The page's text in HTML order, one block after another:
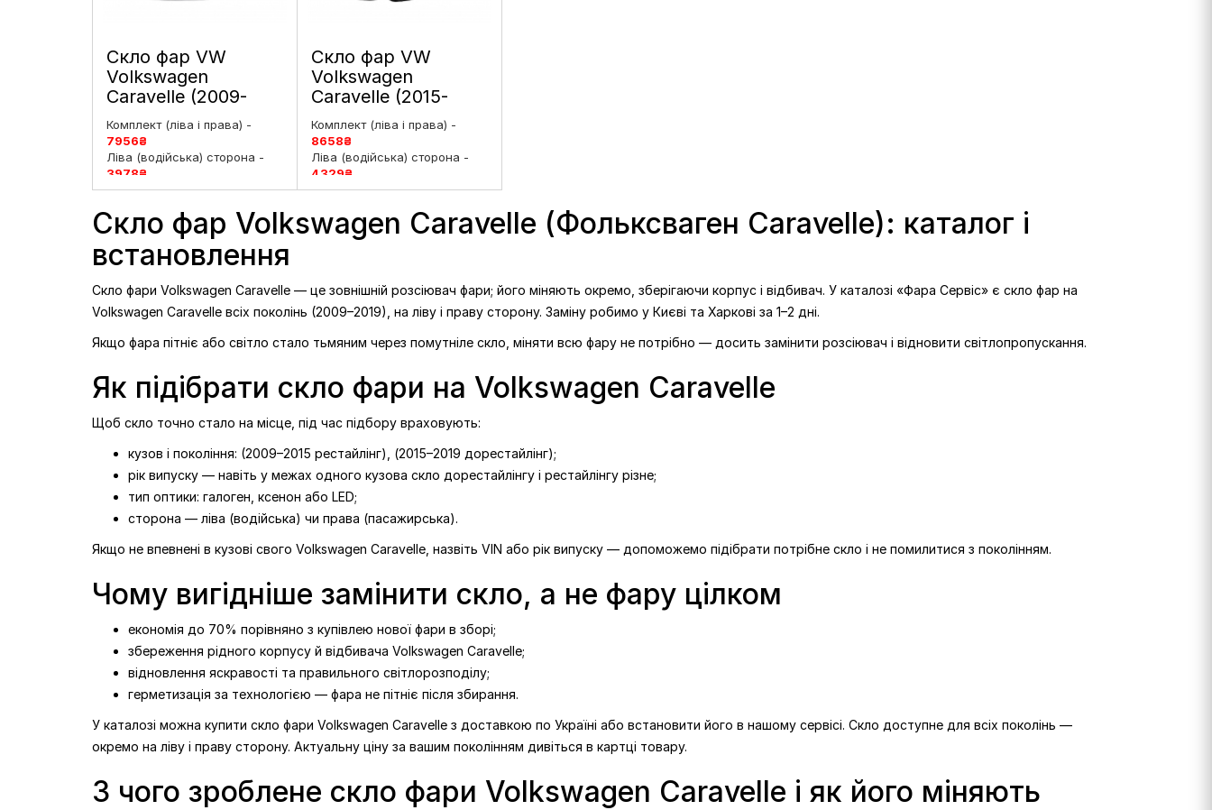
Скло фар VW
Volkswagen
Caravelle (2009-
2015) 5 покоління
рестайлінг ліве і
праве
Комплект (ліва і права) -
7956₴
Ліва (водійська) сторона -
3978₴
Права (пасажирська)
Скло фар VW
Volkswagen
Caravelle (2015-
2019) 6 покоління
дорестайлинг ліве і
праве
Комплект (ліва і права) -
8658₴
Ліва (водійська) сторона -
4329₴
Права (пасажирська)
Скло фар Volkswagen Caravelle (Фольксваген Caravelle): каталог і
встановлення
Скло фари Volkswagen Caravelle — це зовнішній розсіювач фари; його міняють окремо, зберігаючи корпус і відбивач. У каталозі «Фара Сервіс» є скло фар на
Volkswagen Caravelle всіх поколінь (2009–2019), на ліву і праву сторону. Заміну робимо у Києві та Харкові за 1–2 дні.
Якщо фара пітніє або світло стало тьмяним через помутніле скло, міняти всю фару не потрібно — досить замінити розсіювач і відновити світлопропускання.
Як підібрати скло фари на Volkswagen Caravelle
Щоб скло точно стало на місце, під час підбору враховують:
кузов і покоління: (2009–2015 рестайлінг), (2015–2019 дорестайлінг);
рік випуску — навіть у межах одного кузова скло дорестайлінгу і рестайлінгу різне;
тип оптики: галоген, ксенон або LED;
сторона — ліва (водійська) чи права (пасажирська).
Якщо не впевнені в кузові свого Volkswagen Caravelle, назвіть VIN або рік випуску — допоможемо підібрати потрібне скло і не помилитися з поколінням.
Чому вигідніше замінити скло, а не фару цілком
економія до 70% порівняно з купівлею нової фари в зборі;
збереження рідного корпусу й відбивача Volkswagen Caravelle;
відновлення яскравості та правильного світлорозподілу;
герметизація за технологією — фара не пітніє після збирання.
У каталозі можна купити скло фари Volkswagen Caravelle з доставкою по Україні або встановити його в нашому сервісі. Скло доступне для всіх поколінь —
окремо на ліву і праву сторону. Актуальну ціну за вашим поколінням дивіться в картці товару.
З чого зроблене скло фари Volkswagen Caravelle і як його міняють